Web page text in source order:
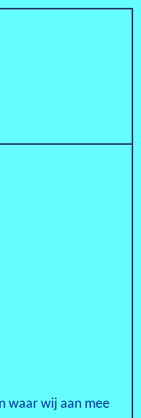
waar wij aan mee